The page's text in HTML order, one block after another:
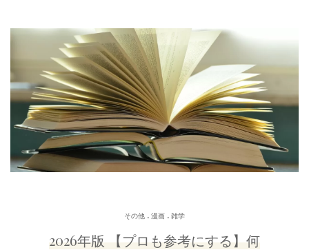
その他 . 漫画 . 雑学
2026年版 【プロも参考にする】何